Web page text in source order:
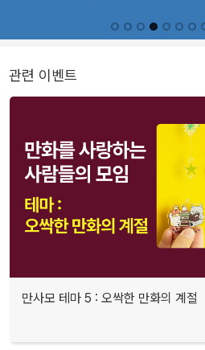
관련 이벤트
만사모 테마 5 : 오싹한 만화의 계절